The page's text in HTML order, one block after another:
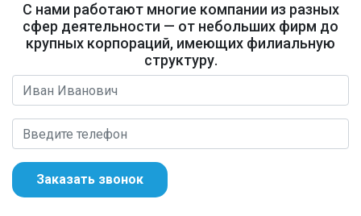
С нами работают многие компании из разных
сфер деятельности — от небольших фирм до
крупных корпораций, имеющих филиальную
структуру.
Заказать звонок